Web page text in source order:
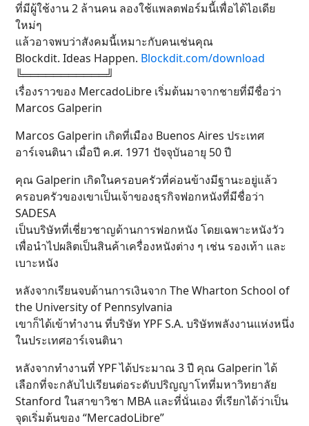
ที่มีผู้ใช้งาน 2 ล้านคน ลองใช้แพลตฟอร์มนี้เพื่อได้ไอเดีย
ใหม่ๆ
แล้วอาจพบว่าสังคมนี้เหมาะกับคนเช่นคุณ
Blockdit. Ideas Happen. Blockdit.com/download
╚═══════════╝
เรื่องราวของ MercadoLibre เริ่มต้นมาจากชายที่มีชื่อว่า
Marcos Galperin
Marcos Galperin เกิดที่เมือง Buenos Aires ประเทศ
อาร์เจนตินา เมื่อปี ค.ศ. 1971 ปัจจุบันอายุ 50 ปี
คุณ Galperin เกิดในครอบครัวที่ค่อนข้างมีฐานะอยู่แล้ว
ครอบครัวของเขาเป็นเจ้าของธุรกิจฟอกหนังที่มีชื่อว่า
SADESA
เป็นบริษัทที่เชี่ยวชาญด้านการฟอกหนัง โดยเฉพาะหนังวัว
เพื่อนำไปผลิตเป็นสินค้าเครื่องหนังต่าง ๆ เช่น รองเท้า และ
เบาะหนัง
หลังจากเรียนจบด้านการเงินจาก The Wharton School of
the University of Pennsylvania
เขาก็ได้เข้าทำงาน ที่บริษัท YPF S.A. บริษัทพลังงานแห่งหนึ่ง
ในประเทศอาร์เจนตินา
หลังจากทำงานที่ YPF ได้ประมาณ 3 ปี คุณ Galperin ได้
เลือกที่จะกลับไปเรียนต่อระดับปริญญาโทที่มหาวิทยาลัย
Stanford ในสาขาวิชา MBA และที่นั่นเอง ที่เรียกได้ว่าเป็น
จุดเริ่มต้นของ “MercadoLibre”